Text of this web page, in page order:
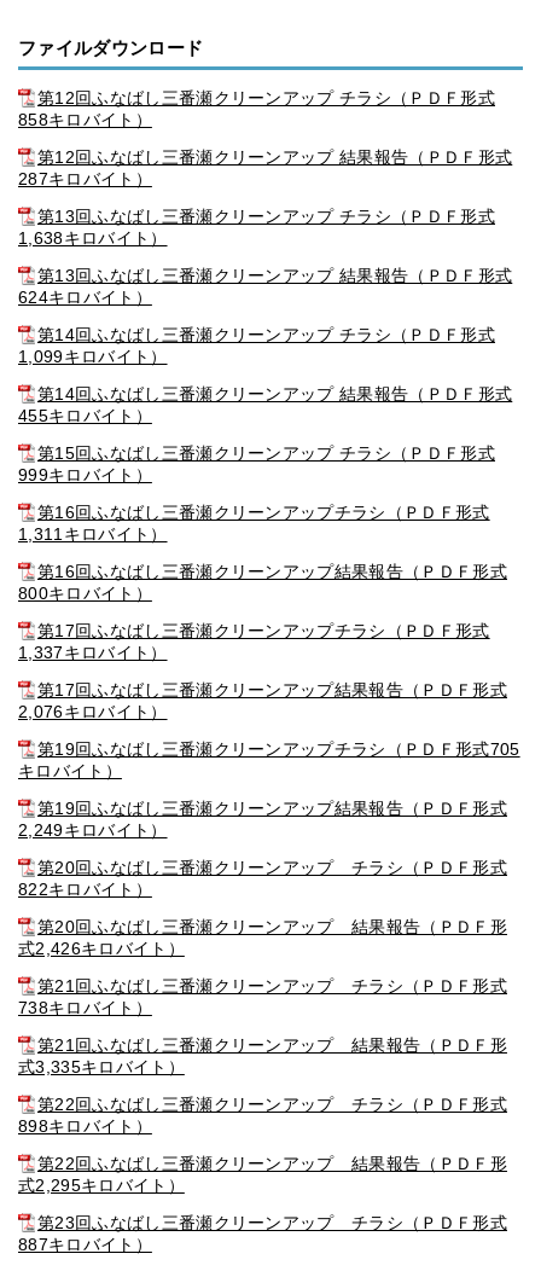
ファイルダウンロード
第12回ふなばし三番瀬クリーンアップ チラシ（ＰＤＦ形式
858キロバイト）
第12回ふなばし三番瀬クリーンアップ 結果報告（ＰＤＦ形式
287キロバイト）
第13回ふなばし三番瀬クリーンアップ チラシ（ＰＤＦ形式
1,638キロバイト）
第13回ふなばし三番瀬クリーンアップ 結果報告（ＰＤＦ形式
624キロバイト）
第14回ふなばし三番瀬クリーンアップ チラシ（ＰＤＦ形式
1,099キロバイト）
第14回ふなばし三番瀬クリーンアップ 結果報告（ＰＤＦ形式
455キロバイト）
第15回ふなばし三番瀬クリーンアップ チラシ（ＰＤＦ形式
999キロバイト）
第16回ふなばし三番瀬クリーンアップチラシ（ＰＤＦ形式
1,311キロバイト）
第16回ふなばし三番瀬クリーンアップ結果報告（ＰＤＦ形式
800キロバイト）
第17回ふなばし三番瀬クリーンアップチラシ（ＰＤＦ形式
1,337キロバイト）
第17回ふなばし三番瀬クリーンアップ結果報告（ＰＤＦ形式
2,076キロバイト）
第19回ふなばし三番瀬クリーンアップチラシ（ＰＤＦ形式705
キロバイト）
第19回ふなばし三番瀬クリーンアップ結果報告（ＰＤＦ形式
2,249キロバイト）
第20回ふなばし三番瀬クリーンアップ チラシ（ＰＤＦ形式
822キロバイト）
第20回ふなばし三番瀬クリーンアップ 結果報告（ＰＤＦ形
式2,426キロバイト）
第21回ふなばし三番瀬クリーンアップ チラシ（ＰＤＦ形式
738キロバイト）
第21回ふなばし三番瀬クリーンアップ 結果報告（ＰＤＦ形
式3,335キロバイト）
第22回ふなばし三番瀬クリーンアップ チラシ（ＰＤＦ形式
898キロバイト）
第22回ふなばし三番瀬クリーンアップ 結果報告（ＰＤＦ形
式2,295キロバイト）
第23回ふなばし三番瀬クリーンアップ チラシ（ＰＤＦ形式
887キロバイト）